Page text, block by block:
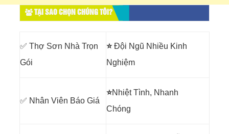
TẠI SAO CHỌN CHÚNG TÔI?
✅ Thợ Sơn Nhà Trọn
Gói
⭐Đội Ngũ Nhiều Kinh
Nghiệm
✅ Nhân Viên Báo Giá
⭐Nhiệt Tình, Nhanh
Chóng